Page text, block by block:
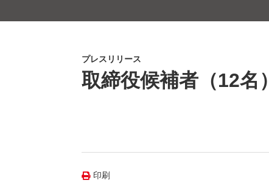
プレスリリース
取締役候補者（12名）
印刷